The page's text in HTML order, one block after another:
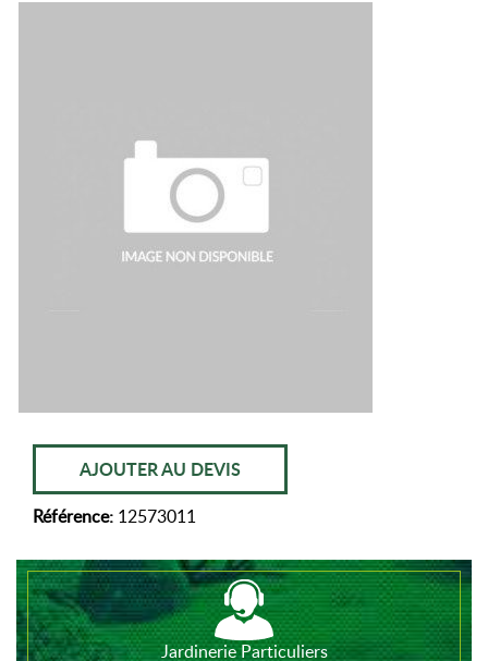
AJOUTER AU DEVIS
Référence: 12573011
Jardinerie Particuliers